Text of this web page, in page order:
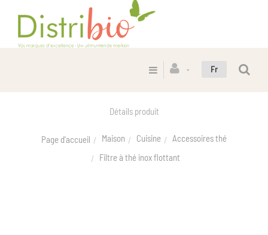
Fr
Détails produit
Page d'accueil Maison Cuisine
Accessoires thé
Filtre à thé inox flottant